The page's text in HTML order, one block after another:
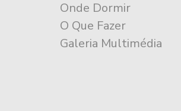
Onde Dormir
O Que Fazer
Galeria Multimédia